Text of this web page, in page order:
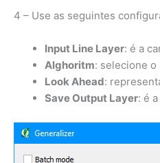
4 – Use as seguintes
Input Line Layer: é a
Alghoritm: selecione o
Look Ahead:
Save Output Layer: é